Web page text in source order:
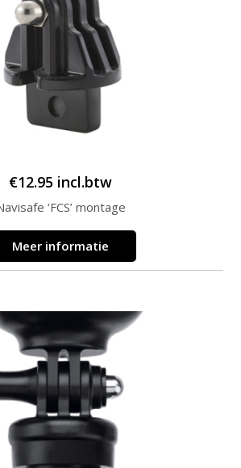
€12.95 incl.btw
‘FCS’ montage
Meer informatie